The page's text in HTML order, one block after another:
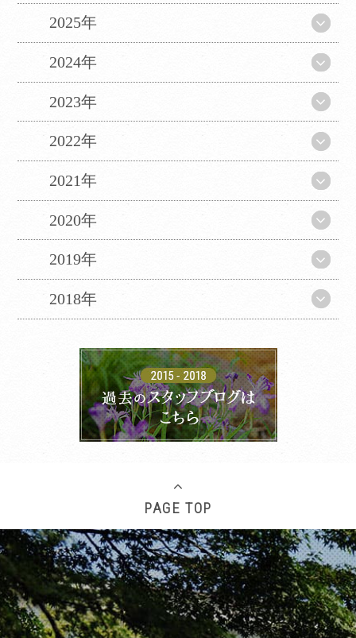
2025年
2024年
2023年
2022年
2021年
2020年
2019年
2018年
PAGE TOP